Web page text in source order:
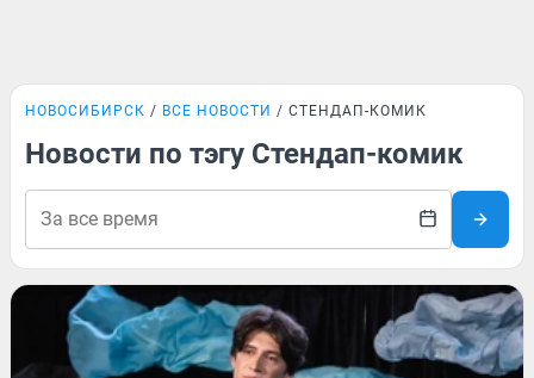
НОВОСИБИРСК ВСЕ НОВОСТИ СТЕНДАП-КОМИК
Новости по тэгу Стендап-комик